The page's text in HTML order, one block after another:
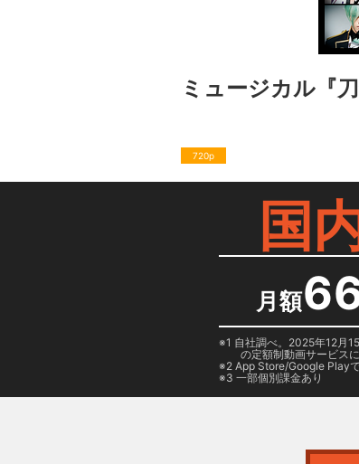
ミュージカル『
720p
国
月額
1 自社調べ。2025年12月
の定額制動画サービス
2 App Store/Google Play
3 一部個別課金あり